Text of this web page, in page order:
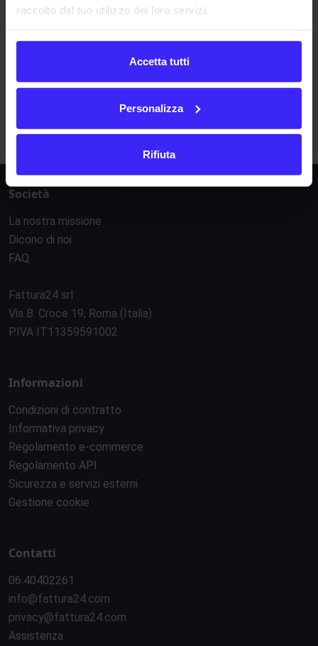
raccolto dal tuo utilizzo dei loro servizi.
Accetta tutti
Personalizza
Rifiuta
leoperazioni intercompany.
I
N
Società
La nostra missione
Dicono di noi
FAQ
Fattura24 srl
Via B. Croce 19, Roma (Italia)
P.IVA IT11359591002
Informazioni
Condizioni di contratto
Informativa privacy
Regolamento e-commerce
Regolamento API
Sicurezza e servizi esterni
Gestione cookie
Contatti
06.40402261
info@fattura24.com
privacy@fattura24.com
Assistenza